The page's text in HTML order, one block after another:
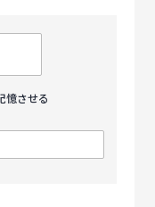
憶させる